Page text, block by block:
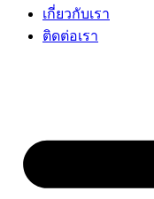
เกี่ยวกับเรา
ติดต่อเรา